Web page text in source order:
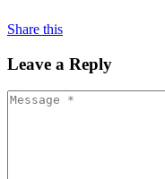
Share this
Leave a Reply